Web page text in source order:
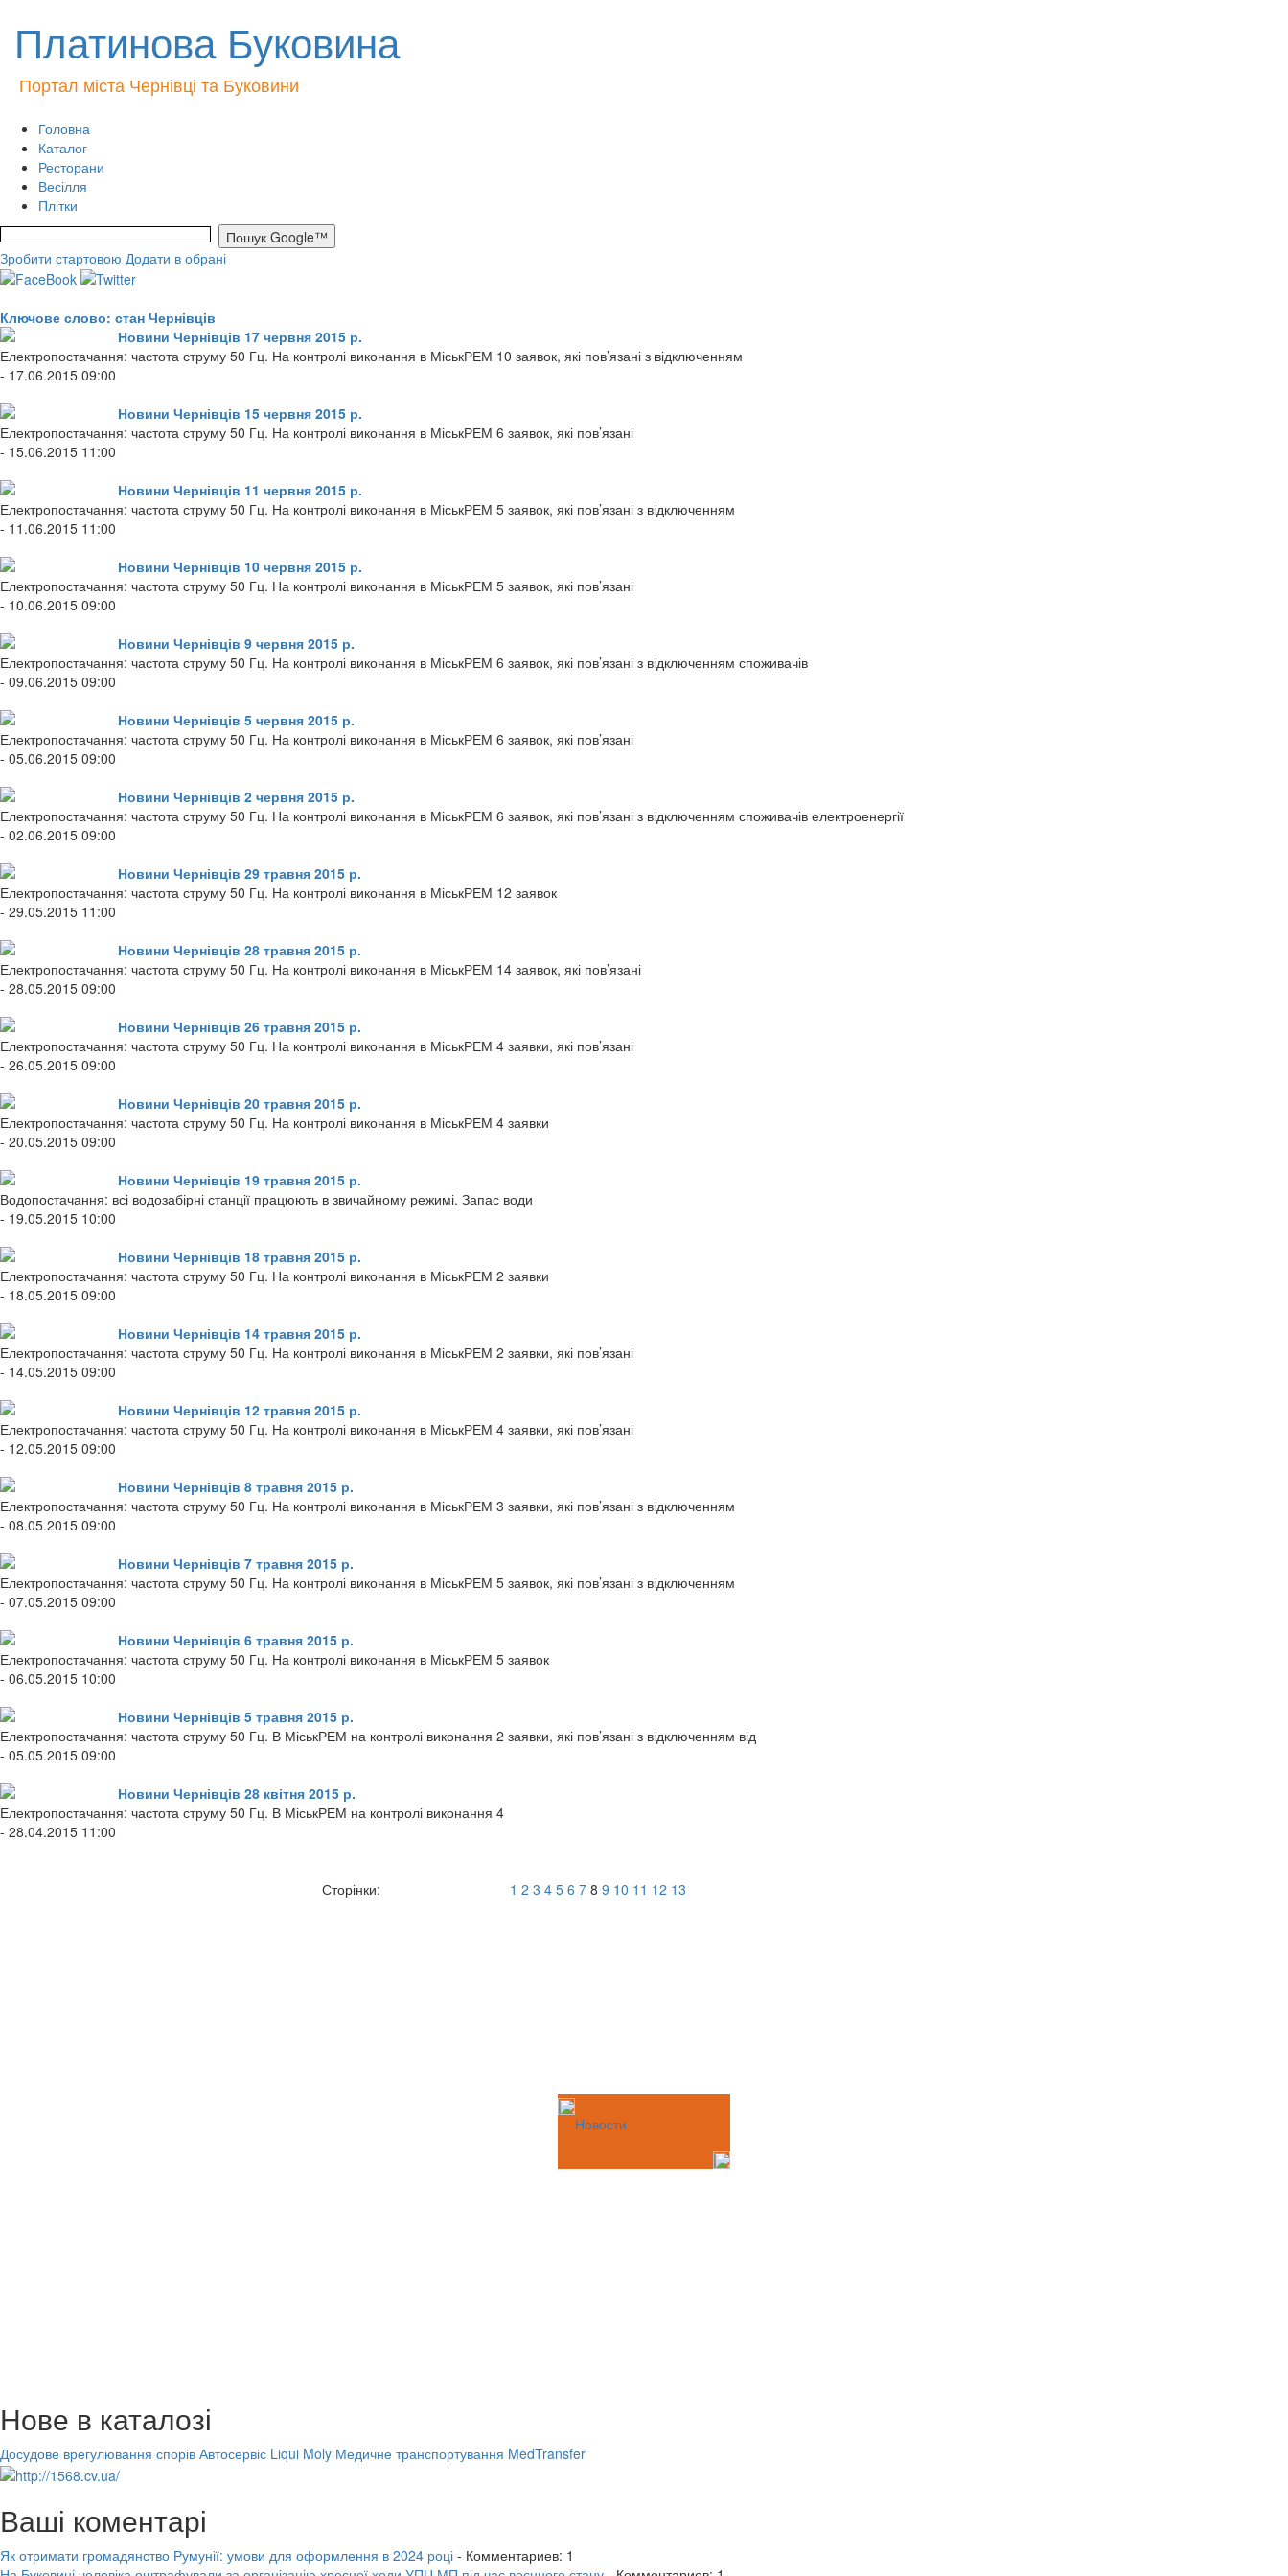
Платинова Буковина
Портал міста Чернівці та Буковини
Головна
Каталог
Ресторани
Весілля
Плітки
Зробити стартовою Додати в обрані
Ключове слово: стан Чернівців
Новини Чернівців 17 червня 2015 р.
Електропостачання: частота струму 50 Гц. На контролі виконання в МіськРЕМ 10 заявок, які пов’язані з відключенням
- 17.06.2015 09:00
Новини Чернівців 15 червня 2015 р.
Електропостачання: частота струму 50 Гц. На контролі виконання в МіськРЕМ 6 заявок, які пов’язані
- 15.06.2015 11:00
Новини Чернівців 11 червня 2015 р.
Електропостачання: частота струму 50 Гц. На контролі виконання в МіськРЕМ 5 заявок, які пов’язані з відключенням
- 11.06.2015 11:00
Новини Чернівців 10 червня 2015 р.
Електропостачання: частота струму 50 Гц. На контролі виконання в МіськРЕМ 5 заявок, які пов’язані
- 10.06.2015 09:00
Новини Чернівців 9 червня 2015 р.
Електропостачання: частота струму 50 Гц. На контролі виконання в МіськРЕМ 6 заявок, які пов’язані з відключенням споживачів
- 09.06.2015 09:00
Новини Чернівців 5 червня 2015 р.
Електропостачання: частота струму 50 Гц. На контролі виконання в МіськРЕМ 6 заявок, які пов’язані
- 05.06.2015 09:00
Новини Чернівців 2 червня 2015 р.
Електропостачання: частота струму 50 Гц. На контролі виконання в МіськРЕМ 6 заявок, які пов’язані з відключенням споживачів електроенергії
- 02.06.2015 09:00
Новини Чернівців 29 травня 2015 р.
Електропостачання: частота струму 50 Гц. На контролі виконання в МіськРЕМ 12 заявок
- 29.05.2015 11:00
Новини Чернівців 28 травня 2015 р.
Електропостачання: частота струму 50 Гц. На контролі виконання в МіськРЕМ 14 заявок, які пов’язані
- 28.05.2015 09:00
Новини Чернівців 26 травня 2015 р.
Електропостачання: частота струму 50 Гц. На контролі виконання в МіськРЕМ 4 заявки, які пов’язані
- 26.05.2015 09:00
Новини Чернівців 20 травня 2015 р.
Електропостачання: частота струму 50 Гц. На контролі виконання в МіськРЕМ 4 заявки
- 20.05.2015 09:00
Новини Чернівців 19 травня 2015 р.
Водопостачання: всі водозабірні станції працюють в звичайному режимі. Запас води
- 19.05.2015 10:00
Новини Чернівців 18 травня 2015 р.
Електропостачання: частота струму 50 Гц. На контролі виконання в МіськРЕМ 2 заявки
- 18.05.2015 09:00
Новини Чернівців 14 травня 2015 р.
Електропостачання: частота струму 50 Гц. На контролі виконання в МіськРЕМ 2 заявки, які пов’язані
- 14.05.2015 09:00
Новини Чернівців 12 травня 2015 р.
Електропостачання: частота струму 50 Гц. На контролі виконання в МіськРЕМ 4 заявки, які пов’язані
- 12.05.2015 09:00
Новини Чернівців 8 травня 2015 р.
Електропостачання: частота струму 50 Гц. На контролі виконання в МіськРЕМ 3 заявки, які пов’язані з відключенням
- 08.05.2015 09:00
Новини Чернівців 7 травня 2015 р.
Електропостачання: частота струму 50 Гц. На контролі виконання в МіськРЕМ 5 заявок, які пов’язані з відключенням
- 07.05.2015 09:00
Новини Чернівців 6 травня 2015 р.
Електропостачання: частота струму 50 Гц. На контролі виконання в МіськРЕМ 5 заявок
- 06.05.2015 10:00
Новини Чернівців 5 травня 2015 р.
Електропостачання: частота струму 50 Гц. В МіськРЕМ на контролі виконання 2 заявки, які пов’язані з відключенням від
- 05.05.2015 09:00
Новини Чернівців 28 квітня 2015 р.
Електропостачання: частота струму 50 Гц. В МіськРЕМ на контролі виконання 4
- 28.04.2015 11:00
Сторінки: 1 2 3 4 5 6 7 8 9 10 11 12 13
Новости
Нове в каталозі
Досудове врегулювання спорів Автосервіс Liqui Moly Медичне транспортування MedTransfer
Ваші коментарі
Як отримати громадянство Румунії: умови для оформлення в 2024 році - Комментариев: 1